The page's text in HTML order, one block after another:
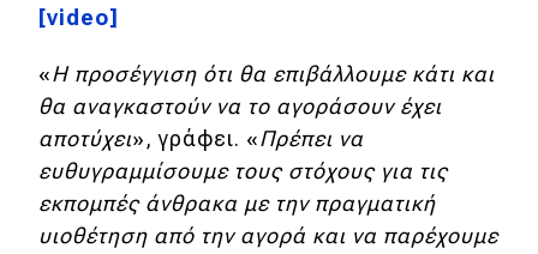
[video]
«Η προσέγγιση ότι θα επιβάλλουμε κάτι και
θα αναγκαστούν να το αγοράσουν έχει
αποτύχει», γράφει. «Πρέπει να
ευθυγραμμίσουμε τους στόχους για τις
εκπομπές άνθρακα με την πραγματική
υιοθέτηση από την αγορά και να παρέχουμε